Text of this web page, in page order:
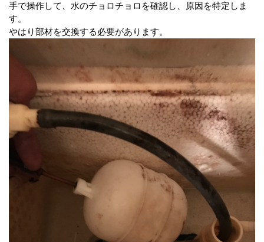
手で操作して、水のチョロチョロを確認し、原因を特定しま
す。
やはり部材を交換する必要があります。